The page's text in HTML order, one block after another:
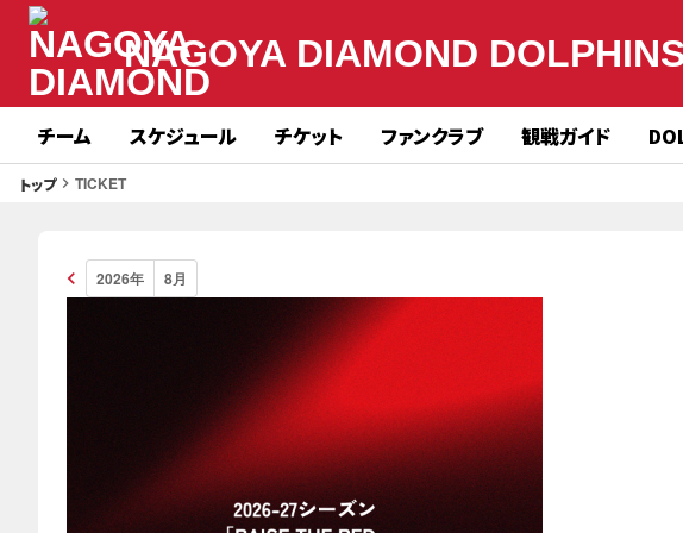
NAGOYA DIAMOND DOLPHINS
チーム スケジュール チケット ファンクラブ 観戦ガイド
トップkeyboard_arrow_right TICKET
keyboard_arrow_left